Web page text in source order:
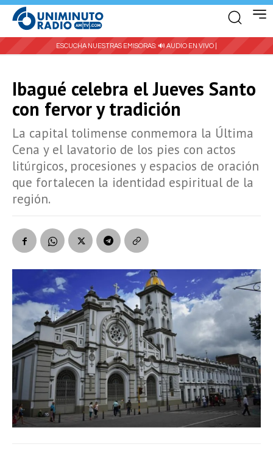
ESCUCHA NUESTRAS EMISORAS: 🔊 AUDIO EN VIVO |
Ibagué celebra el Jueves Santo
con fervor y tradición
La capital tolimense conmemora la Última
Cena y el lavatorio de los pies con actos
litúrgicos, procesiones y espacios de oración
que fortalecen la identidad espiritual de la
región.